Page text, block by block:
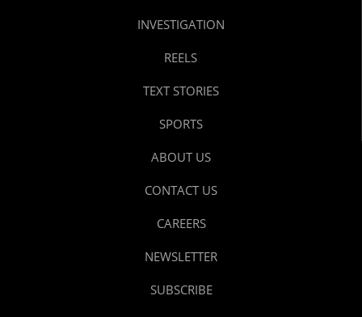
INVESTIGATION
REELS
TEXT STORIES
SPORTS
ABOUT US
CONTACT US
CAREERS
NEWSLETTER
SUBSCRIBE